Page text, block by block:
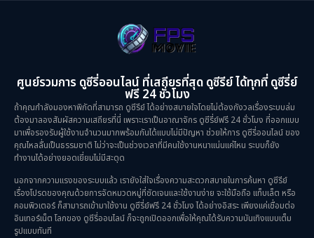
ศูนย์รวมการ ดูซีรี่ออนไลน์ ที่เสถียรที่สุด ดูซีรีย์ ได้ทุกที่ ดูซีรี่ย์
ฟรี 24 ชั่วโมง
ถ้าคุณกำลังมองหาพิกัดที่สามารถ ดูซีรีย์ ได้อย่างสบายใจโดยไม่ต้องกังวลเรื่องระบบล่ม
ต้องมาลองสัมผัสความเสถียรที่นี่ เพราะเราเป็นอาณาจักร ดูซีรี่ย์ฟรี 24 ชั่วโมง ที่ออกแบบ
มาเพื่อรองรับผู้ใช้งานจำนวนมากพร้อมกันได้แบบไม่มีปัญหา ช่วยให้การ ดูซีรี่ออนไลน์ ของ
คุณไหลลื่นเป็นธรรมชาติ ไม่ว่าจะเป็นช่วงเวลาที่มีคนใช้งานหนาแน่นแค่ไหน ระบบก็ยัง
ทำงานได้อย่างยอดเยี่ยมไม่มีสะดุด
นอกจากความแรงของระบบแล้ว เรายังใส่ใจเรื่องความสะดวกสบายในการค้นหา ดูซีรีย์
เรื่องโปรดของคุณด้วยการจัดหมวดหมู่ที่ชัดเจนและใช้งานง่าย จะใช้มือถือ แท็บเล็ต หรือ
คอมพิวเตอร์ ก็สามารถเข้ามาใช้งาน ดูซีรี่ย์ฟรี 24 ชั่วโมง ได้อย่างอิสระ เพียงแค่เชื่อมต่อ
อินเทอร์เน็ต โลกของ ดูซีรี่ออนไลน์ ก็จะถูกเปิดออกเพื่อให้คุณได้รับความบันเทิงแบบเต็ม
รูปแบบทันที